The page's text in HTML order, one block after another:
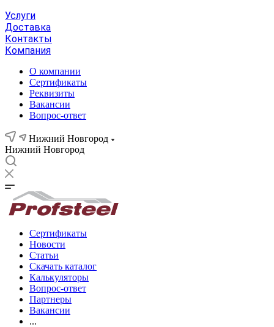
Услуги
Доставка
Контакты
Компания
О компании
Сертификаты
Реквизиты
Вакансии
Вопрос-ответ
Нижний Новгород
Нижний Новгород
Сертификаты
Новости
Статьи
Скачать каталог
Калькуляторы
Вопрос-ответ
Партнеры
Вакансии
...